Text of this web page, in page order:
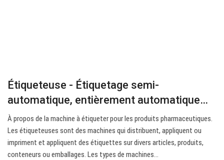
Étiqueteuse - Étiquetage semi-
automatique, entièrement automatique…
À propos de la machine à étiqueter pour les produits pharmaceutiques.
Les étiqueteuses sont des machines qui distribuent, appliquent ou
impriment et appliquent des étiquettes sur divers articles, produits,
conteneurs ou emballages. Les types de machines…